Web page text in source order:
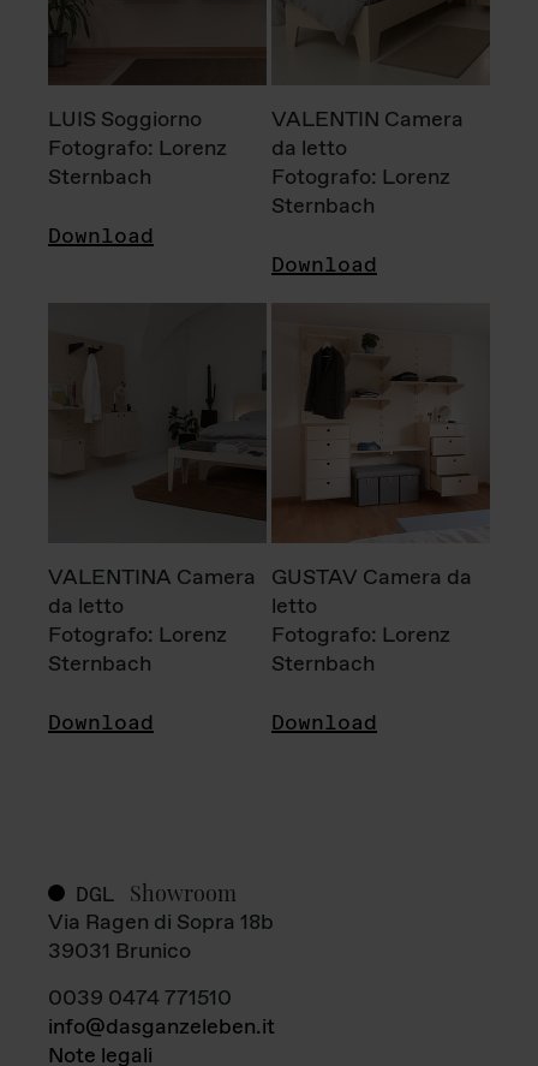
LUIS Soggiorno
Fotografo: Lorenz
Sternbach
Download
VALENTIN Camera
da letto
Fotografo: Lorenz
Sternbach
Download
VALENTINA Camera
da letto
Fotografo: Lorenz
Sternbach
Download
GUSTAV Camera da
letto
Fotografo: Lorenz
Sternbach
Download
DGL Showroom
Via Ragen di Sopra 18b
39031 Brunico
0039 0474 771510
info@dasganzeleben.it
Note legali